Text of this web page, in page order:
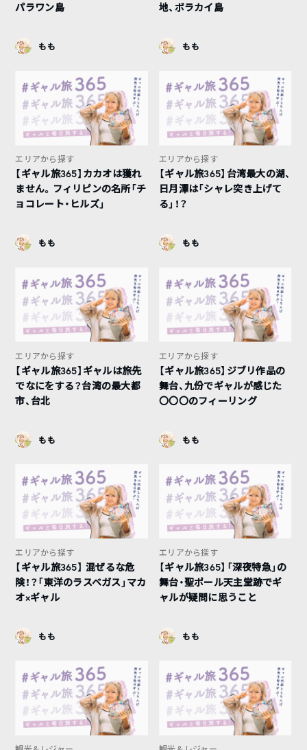
パラワン島
もも
地、ボラカイ島
もも
エリアから探す
【ギャル旅365】カカオは獲れ
ません。フィリピンの名所「チ
ョコレート・ヒルズ」
もも
エリアから探す
【ギャル旅365】台湾最大の湖、
日月潭は「シャレ突き上げて
る」！？
もも
エリアから探す
【ギャル旅365】ギャルは旅先
でなにをする？台湾の最大都
市、台北
もも
エリアから探す
【ギャル旅365】ジブリ作品の
舞台、九份でギャルが感じた
〇〇〇のフィーリング
もも
エリアから探す
【ギャル旅365】 混ぜるな危
険！？「東洋のラスベガス」マカ
オ×ギャル
もも
エリアから探す
【ギャル旅365】「深夜特急」の
舞台・聖ポール天主堂跡でギ
ャルが疑問に思うこと
もも